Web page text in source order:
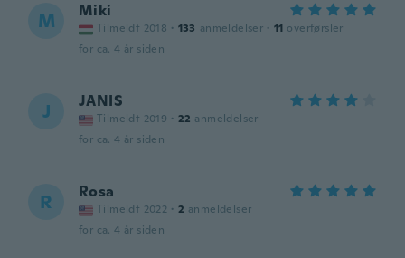
M Miki
Tilmeldt 2018 · 133 anmeldelser · 11 overførsler
for ca. 4 år siden
J JANIS
Tilmeldt 2019 · 22 anmeldelser
for ca. 4 år siden
R Rosa
Tilmeldt 2022 · 2 anmeldelser
for ca. 4 år siden